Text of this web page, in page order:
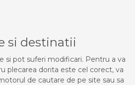
si destinatii
si pot suferi modificari. Pentru a va
plecarea dorita este cel corect, va
de cautare de pe site sau sa